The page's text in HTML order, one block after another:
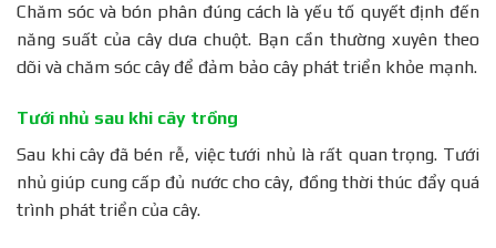
Chăm sóc và bón phân đúng cách là yếu tố quyết định đến
năng suất của cây dưa chuột. Bạn cần thường xuyên theo
dõi và chăm sóc cây để đảm bảo cây phát triển khỏe mạnh.
Tưới nhủ sau khi cây trồng
Sau khi cây đã bén rễ, việc tưới nhủ là rất quan trọng. Tưới
nhủ giúp cung cấp đủ nước cho cây, đồng thời thúc đẩy quá
trình phát triển của cây.